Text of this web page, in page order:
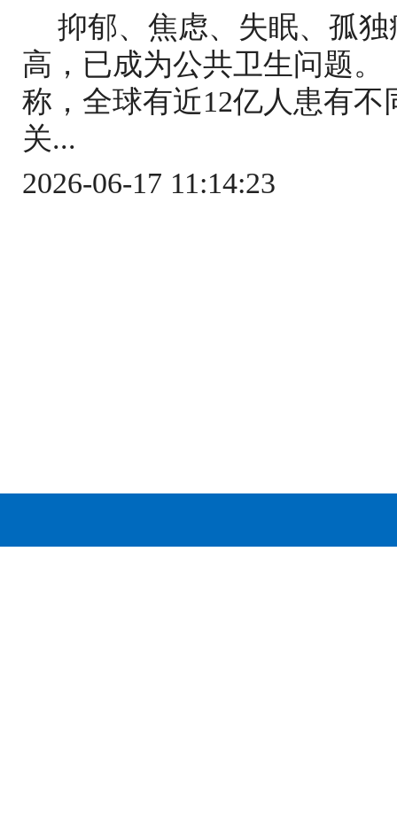
抑郁、焦虑、失眠、孤
高，已成为公共卫生问题
称，全球有近12亿人患有
关...
2026-06-17 11:14:23